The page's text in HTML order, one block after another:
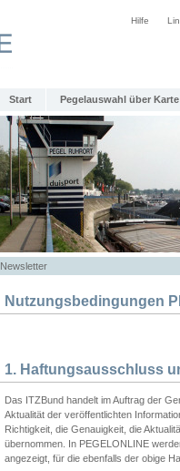
Hilfe
Start Pegelauswahl über Karte
Newsletter
Nutzungsbedingungen
1. Haftungsausschluss
Das ITZBund handelt im Auftrag der
Aktualität der veröffentlichten
Richtigkeit, die Genauigkeit, die
übernommen. In PEGELONLINE
angezeigt, für die ebenfalls der obige